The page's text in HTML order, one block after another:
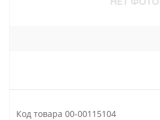
Код товара 00-00115104